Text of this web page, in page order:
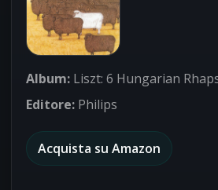
Album: Liszt: 6 Hungarian
Editore: Philips
Acquista su Amazon